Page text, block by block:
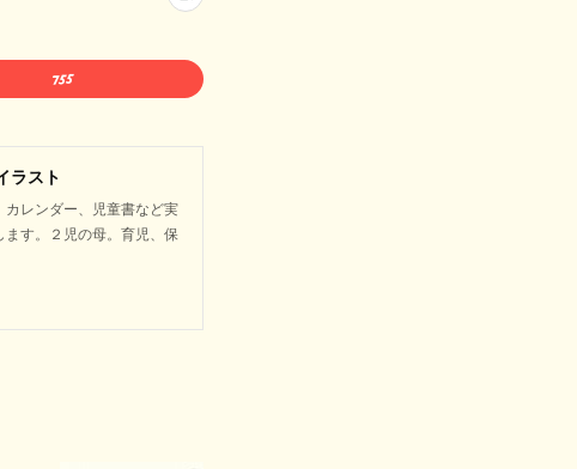
ラスト
レンダー、児童書など実
す。２児の母。育児、保